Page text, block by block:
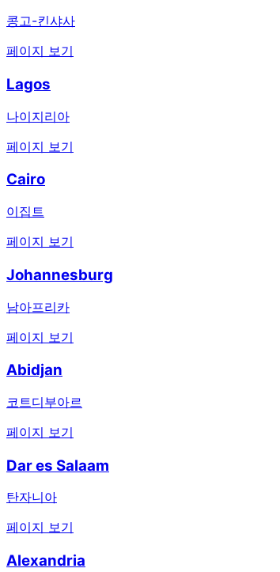
콩고-킨샤사
페이지 보기
Lagos
나이지리아
페이지 보기
Cairo
이집트
페이지 보기
Johannesburg
남아프리카
페이지 보기
Abidjan
코트디부아르
페이지 보기
Dar es Salaam
탄자니아
페이지 보기
Alexandria